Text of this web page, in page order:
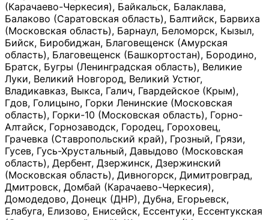
(Карачаево-Черкесия), Байкальск, Балаклава,
Балаково (Саратовская область), Балтийск, Барвиха
(Московская область), Барнаул, Беломорск, Кызыл,
Бийск, Биробиджан, Благовещенск (Амурская
область), Благовещенск (Башкортостан), Бородино,
Братск, Бугры (Ленинградская область), Великие
Луки, Великий Новгород, Великий Устюг,
Владикавказ, Выкса, Галич, Гвардейское (Крым),
Гдов, Голицыно, Горки Ленинские (Московская
область), Горки-10 (Московская область), Горно-
Алтайск, Горнозаводск, Городец, Гороховец,
Грачевка (Ставропольский край), Грозный, Грязи,
Гусев, Гусь-Хрустальный, Давыдово (Московская
область), Дербент, Дзержинск, Дзержинский
(Московская область), Дивногорск, Димитровград,
Дмитровск, Домбай (Карачаево-Черкесия),
Домодедово, Донецк (ДНР), Дубна, Егорьевск,
Елабуга, Елизово, Енисейск, Ессентуки, Ессентукская